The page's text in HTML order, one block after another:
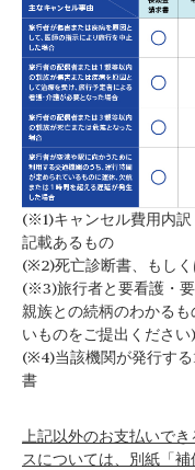
(※1)キャンセル費用内
記載あるもの
(※2)死亡診断書、もし
(※3)旅行者と要看護・
親族との続柄のわかる
いものをご提出ください)
(※4)当該機関が発行する
書
上記以外のお支払いで
スについては、別紙「